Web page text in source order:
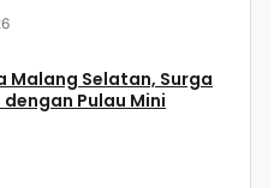
Malang Selatan, Surga
Pulau Mini